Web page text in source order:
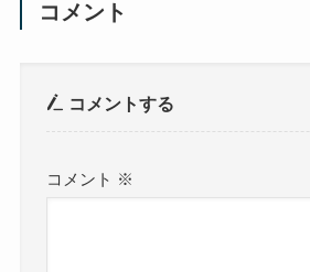
コメント
コメントする
コメント ※